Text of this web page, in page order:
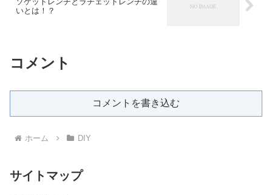
いとは！？
コメント
コメントを書き込む
ホーム DIY
サイトマップ